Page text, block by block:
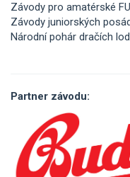
Závody pro amatérské
Závody juniorských
Národní pohár dračích
Partner závodu: